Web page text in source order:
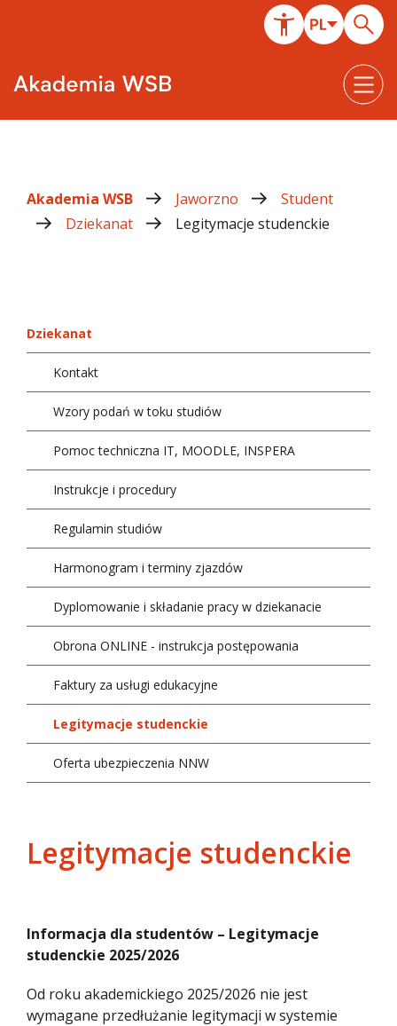
Akademia WSB Jaworzno
Student
Dziekanat
Legitymacje studenckie
Dziekanat
Kontakt
Wzory podań w toku studiów
Pomoc techniczna IT, MOODLE, INSPERA
Instrukcje i procedury
Regulamin studiów
Harmonogram i terminy zjazdów
Dyplomowanie i składanie pracy w dziekanacie
Obrona ONLINE - instrukcja postępowania
Faktury za usługi edukacyjne
Legitymacje studenckie
Oferta ubezpieczenia NNW
Legitymacje studenckie
Informacja dla studentów – Legitymacje
studenckie 2025/2026
Od roku akademickiego 2025/2026 nie jest
wymagane przedłużanie legitymacji w systemie